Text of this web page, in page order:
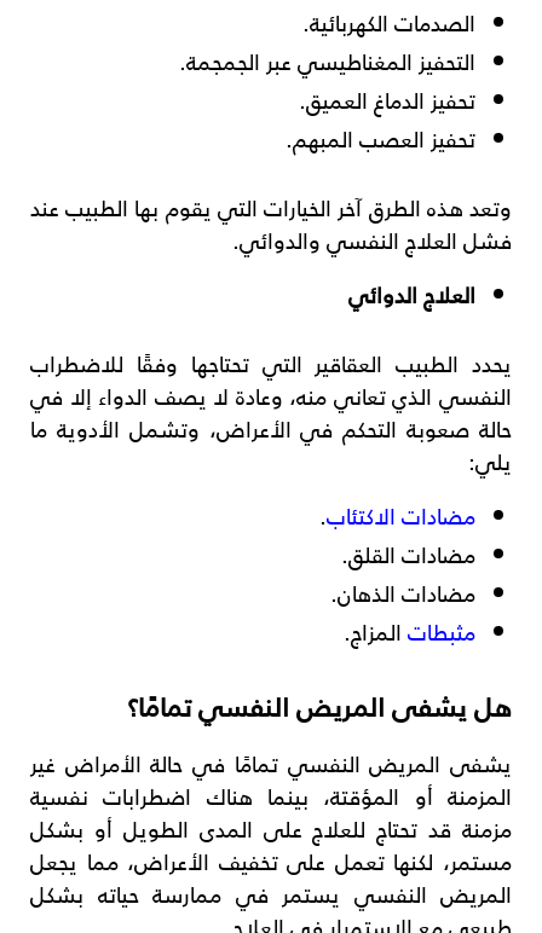
الصدمات الكهربائية.
التحفيز المغناطيسي عبر الجمجمة.
تحفيز الدماغ العميق.
تحفيز العصب المبهم.
وتعد هذه الطرق آخر الخيارات التي يقوم بها الطبيب عند
فشل العلاج النفسي والدوائي.
العلاج الدوائي
يحدد الطبيب العقاقير التي تحتاجها وفقًا للاضطراب
النفسي الذي تعاني منه، وعادة لا يصف الدواء إلا في
حالة صعوبة التحكم في الأعراض، وتشمل الأدوية ما
يلي:
مضادات الاكتئاب.
مضادات القلق.
مضادات الذهان.
مثبطاتالمزاج.
هل يشفى المريض النفسي تمامًا؟
يشفى المريض النفسي تمامًا في حالة الأمراض غير
المزمنة أو المؤقتة، بينما هناك اضطرابات نفسية
مزمنة قد تحتاج للعلاج على المدى الطويل أو بشكل
مستمر، لكنها تعمل على تخفيف الأعراض، مما يجعل
المريض النفسي يستمر في ممارسة حياته بشكل